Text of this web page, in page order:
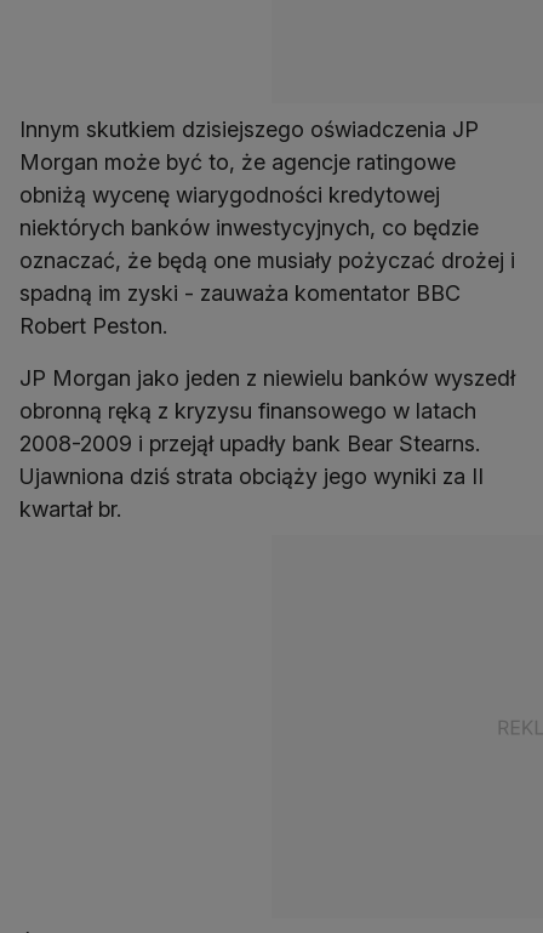
Innym skutkiem dzisiejszego oświadczenia JP
Morgan może być to, że agencje ratingowe
obniżą wycenę wiarygodności kredytowej
niektórych banków inwestycyjnych, co będzie
oznaczać, że będą one musiały pożyczać drożej i
spadną im zyski - zauważa komentator BBC
Robert Peston.
JP Morgan jako jeden z niewielu banków wyszedł
obronną ręką z kryzysu finansowego w latach
2008-2009 i przejął upadły bank Bear Stearns.
Ujawniona dziś strata obciąży jego wyniki za II
kwartał br.